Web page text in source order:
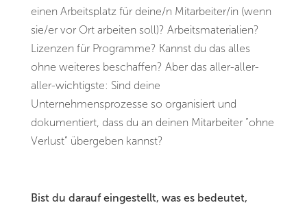
einen Arbeitsplatz für deine/n Mitarbeiter/in (wenn
sie/er vor Ort arbeiten soll)? Arbeitsmaterialien?
Lizenzen für Programme? Kannst du das alles
ohne weiteres beschaffen? Aber das aller-aller-
aller-wichtigste: Sind deine
Unternehmensprozesse so organisiert und
dokumentiert, dass du an deinen Mitarbeiter “ohne
Verlust” übergeben kannst?
Bist du darauf eingestellt, was es bedeutet,